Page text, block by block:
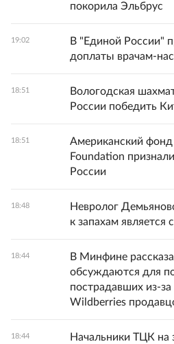
покорила Эльбрус
19:02
В "Единой России"
доплаты врачам-
18:51
Вологодская
России победить
18:51
Американский фонд
Foundation
России
18:48
Невролог
к запахам
18:44
В Минфине
обсуждаются для
пострадавших из-
Wildberries
18:44
Начальники ТЦК на